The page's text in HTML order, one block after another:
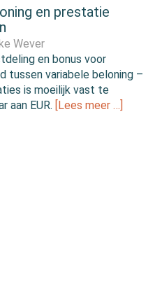
en prestatie
Wever
en bonus voor
tussen variabele beloning –
is moeilijk vast te
aan EUR. [Lees meer …]